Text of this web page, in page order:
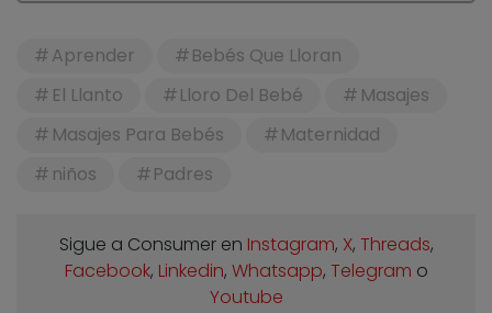
Aprender
Bebés Que Lloran
El Llanto
Lloro Del Bebé
Masajes
Masajes Para Bebés
Maternidad
niños
Padres
Sigue a Consumer en Instagram, X, Threads,
Facebook, Linkedin, Whatsapp, Telegram o
Youtube